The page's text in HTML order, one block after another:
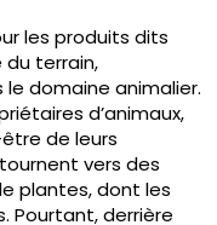
les produits dits
du terrain,
domaine animalier.
d’animaux,
de leurs
vers des
plantes, dont les
Pourtant, derrière